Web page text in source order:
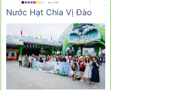
Nước Hạt Chia Vị Đào